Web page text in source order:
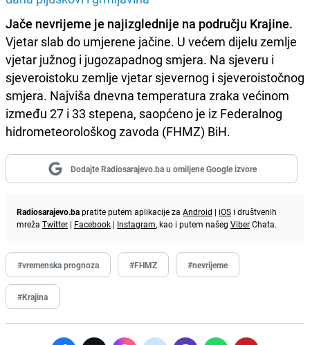
Jače nevrijeme je najizglednije na području Krajine.
Vjetar slab do umjerene jačine. U većem dijelu zemlje
vjetar južnog i jugozapadnog smjera. Na sjeveru i
sjeveroistoku zemlje vjetar sjevernog i sjeveroistočnog
smjera. Najviša dnevna temperatura zraka većinom
između 27 i 33 stepena, saopćeno je iz Federalnog
hidrometeorološkog zavoda (FHMZ) BiH.
Dodajte Radiosarajevo.ba u omiljene Google izvore
Radiosarajevo.bapratite putem aplikacije za Android | iOS i društvenih
mreža Twitter | Facebook | Instagram, kao i putem našeg ViberChata.
#vremenska prognoza #FHMZ #nevrijeme
#Krajina